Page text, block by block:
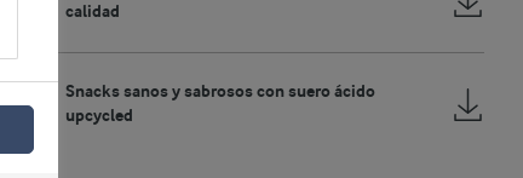
calidad
Snacks sanos y sabrosos con suero ácido
upcycled